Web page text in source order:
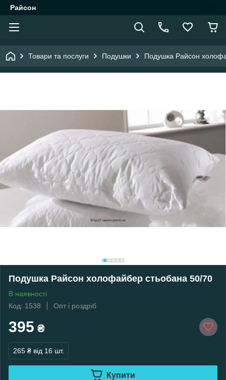
Райсон
Товари та послуги Подушки Подушка Райсон
Подушка Райсон холофайбер стьобана 50/70
В наявності
Код: 1538
Опт і роздріб
395 ₴
265 ₴ від 16 шт.
Купити